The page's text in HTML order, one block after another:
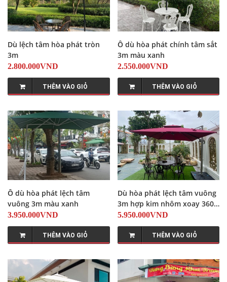
Dù lệch tâm hòa phát tròn
3m
2.800.000VND
THÊM VÀO GIỎ
Ô dù hòa phát chính tâm sắt
3m màu xanh
2.550.000VND
THÊM VÀO GIỎ
Ô dù hòa phát lệch tâm
vuông 3m màu xanh
3.950.000VND
THÊM VÀO GIỎ
Dù hòa phát lệch tâm vuông
3m hợp kim nhôm xoay 360
màu đỏ
5.950.000VND
THÊM VÀO GIỎ